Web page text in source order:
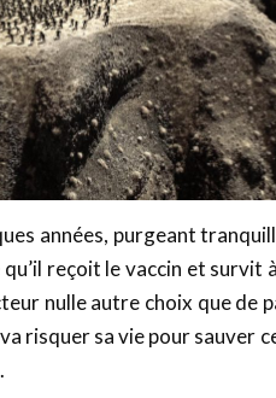
années, purgeant
reçoit le vaccin et survit
nulle autre choix que de
risquer sa vie pour sauver
.